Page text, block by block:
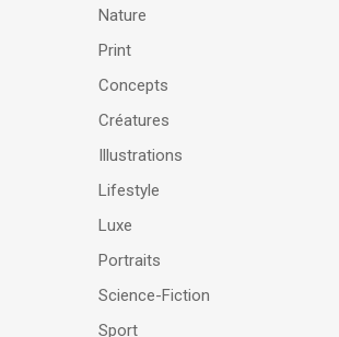
Nature
Print
Concepts
Créatures
Illustrations
Lifestyle
Luxe
Portraits
Science-Fiction
Sport